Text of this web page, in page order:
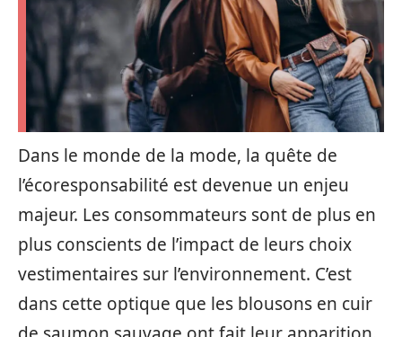
Dans le monde de la mode, la quête de
l’écoresponsabilité est devenue un enjeu
majeur. Les consommateurs sont de plus en
plus conscients de l’impact de leurs choix
vestimentaires sur l’environnement. C’est
dans cette optique que les blousons en cuir